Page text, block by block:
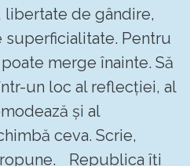
de gândire,
Pentru
merge înainte. Să
un loc al reflecției, al
și al
ceva. Scrie,
Republica îți